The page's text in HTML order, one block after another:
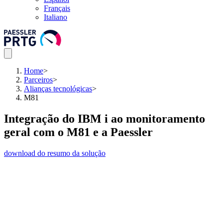
Français
Italiano
Home>
Parceiros>
Alianças tecnológicas>
M81
Integração do IBM i ao monitoramento
geral com o M81 e a Paessler
download do resumo da solução